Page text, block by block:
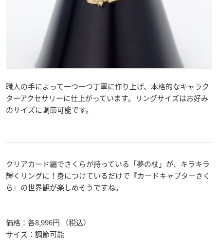
職人の手によって一つ一つ丁寧に作り上げ、本格的なキャラク
ターアクセサリーに仕上がっています。リングサイズはお好み
のサイズに調節可能です。
クリアカード編でさくらが持っている「夢の杖」が、キラキラ
輝くリングに！身につけているだけで『カードキャプターさく
ら』の世界観が楽しめそうですね。
価格：各8,996円 （税込）
サイズ：調節可能